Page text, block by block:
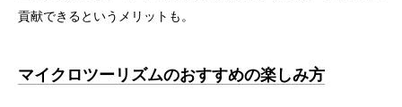
貢献できるというメリットも。
マイクロツーリズムのおすすめの楽しみ方